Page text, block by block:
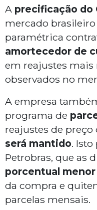
A precificação do
mercado
paramétrica
amortecedor de
em reajustes mais
observados no
A empresa
programa de
reajustes de preço
será mantido.
Petrobras, que as
porcentual menor
da compra e
parcelas mensais.